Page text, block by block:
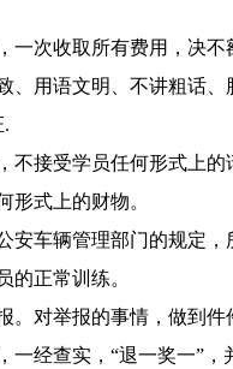
一次收取所有费用，决不
、用语文明、不讲粗话
.
不接受学员任何形式上
形式上的财物。
安车辆管理部门的规定
的正常训练。
。对举报的事情，做到
一经查实，“退一奖一”